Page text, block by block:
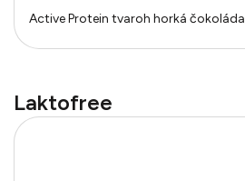
Active Protein tvaroh horká čokoláda
Laktofree